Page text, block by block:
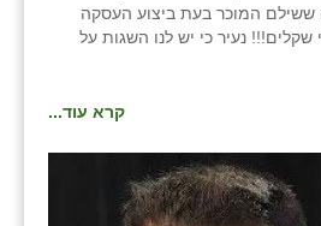
ששילם המוכר בעת ביצוע העסקה
שקלים!!! נעיר כי יש לנו השגות על
קרא עוד...